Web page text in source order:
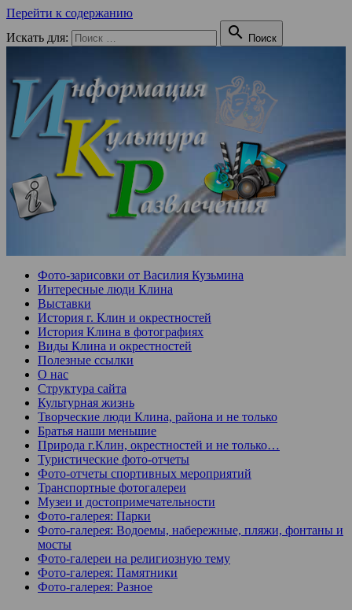
Перейти к содержанию
Искать для:
 Поиск
Фото-зарисовки от Василия Кузьмина
Интересные люди Клина
Выставки
История г. Клин и окрестностей
История Клина в фотографиях
Виды Клина и окрестностей
Полезные ссылки
О нас
Структура сайта
Культурная жизнь
Творческие люди Клина, района и не только
Братья наши меньшие
Природа г.Клин, окрестностей и не только…
Туристические фото-отчеты
Фото-отчеты спортивных мероприятий
Транспортные фотогалереи
Музеи и достопримечательности
Фото-галерея: Парки
Фото-галерея: Водоемы, набережные, пляжи, фонтаны и
мосты
Фото-галереи на религиозную тему
Фото-галерея: Памятники
Фото-галерея: Разное